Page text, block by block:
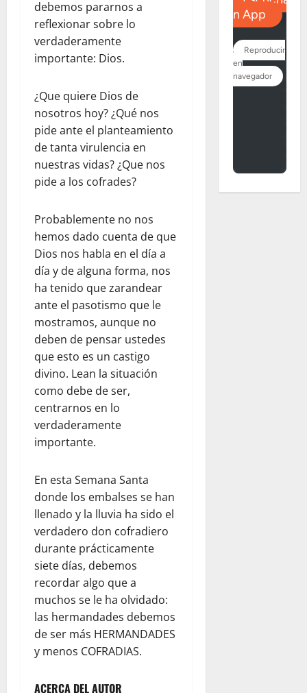
debemos pararnos a
reflexionar sobre lo
verdaderamente
importante: Dios.
¿Que quiere Dios de
nosotros hoy? ¿Qué nos
pide ante el planteamiento
de tanta virulencia en
nuestras vidas? ¿Que nos
pide a los cofrades?
Probablemente no nos
hemos dado cuenta de que
Dios nos habla en el día a
día y de alguna forma, nos
ha tenido que zarandear
ante el pasotismo que le
mostramos, aunque no
deben de pensar ustedes
que esto es un castigo
divino. Lean la situación
como debe de ser,
centrarnos en lo
verdaderamente
importante.
En esta Semana Santa
donde los embalses se han
llenado y la lluvia ha sido el
verdadero don cofradiero
durante prácticamente
siete días, debemos
recordar algo que a
muchos se le ha olvidado:
las hermandades debemos
de ser más HERMANDADES
y menos COFRADIAS.
ACERCA DEL AUTOR